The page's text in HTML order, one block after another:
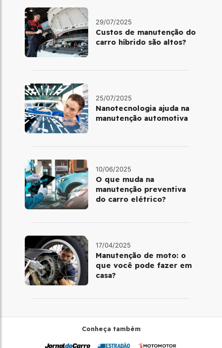
29/07/2025
Custos de manutenção do
carro híbrido são altos?
25/07/2025
Nanotecnologia ajuda na
manutenção automotiva
10/06/2025
O que muda na
manutenção preventiva
do carro elétrico?
17/04/2025
Manutenção de moto: o
que você pode fazer em
casa?
Conheça também